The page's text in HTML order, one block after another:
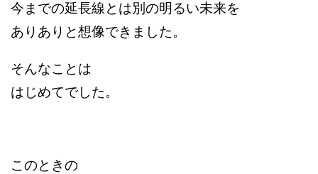
今までの延長線とは別の明るい未来を
ありありと想像できました。
そんなことは
はじめてでした。
このときの